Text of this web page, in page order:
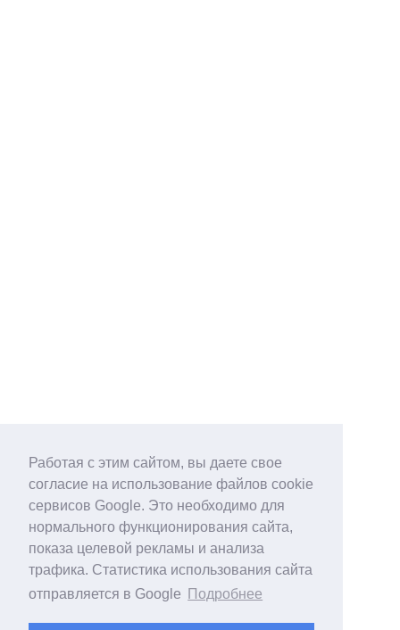
Работая с этим сайтом, вы даете свое
согласие на использование файлов cookie
сервисов Google. Это необходимо для
нормального функционирования сайта,
показа целевой рекламы и анализа
трафика. Статистика использования сайта
отправляется в Google
Подробнее